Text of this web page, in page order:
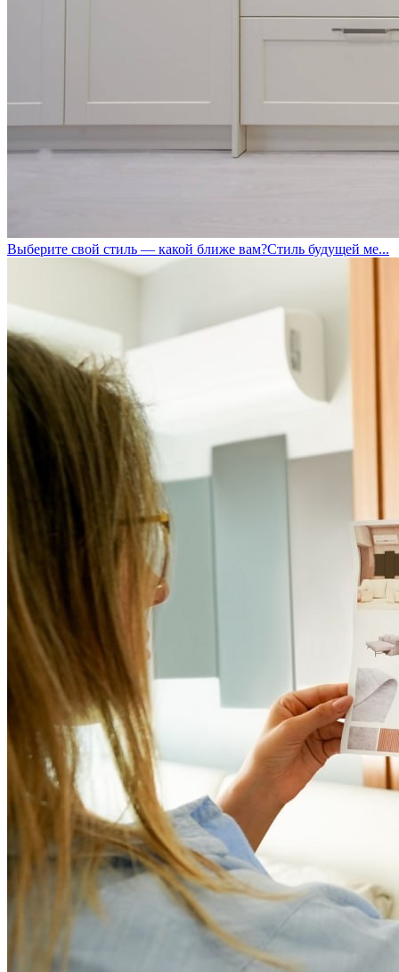
Выберите свой стиль — какой ближе вам?Стиль будущей ме...